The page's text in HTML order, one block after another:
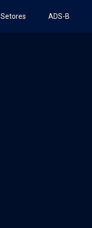
Setores ADS-B